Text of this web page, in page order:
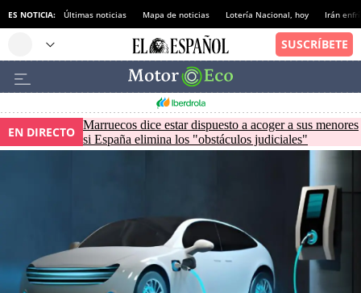
ES NOTICIA: Últimas noticias Mapa de noticias Lotería Nacional, hoy Irán
EN DIRECTO Marruecos dice estar dispuesto a acoger a sus menores
si España elimina los "obstáculos judiciales"